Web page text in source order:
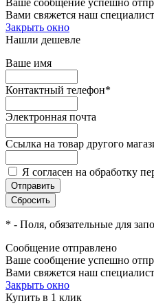
Вами свяжется наш специалист
Закрыть окно
Нашли дешевле
Ваше имя
Контактный телефон*
Электронная почта
Ссылка на товар другого
Я согласен на обработку
* - Поля, обязательные для
Сообщение отправлено
Ваше сообщение успешно
Вами свяжется наш специалист
Закрыть окно
Купить в 1 клик